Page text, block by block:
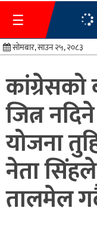
समाचार
प्रशासन
स्वास्थ्य/
शिक्षा
मनोरन्जन
अन्तर्राष्ट्रिय
खेलकुद
☰
सोमबार, साउन २५, २०८३
जित्न
योजना
नेता
तालमेल